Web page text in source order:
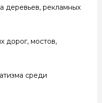
деревьев, рекламных
дорог, мостов,
среди